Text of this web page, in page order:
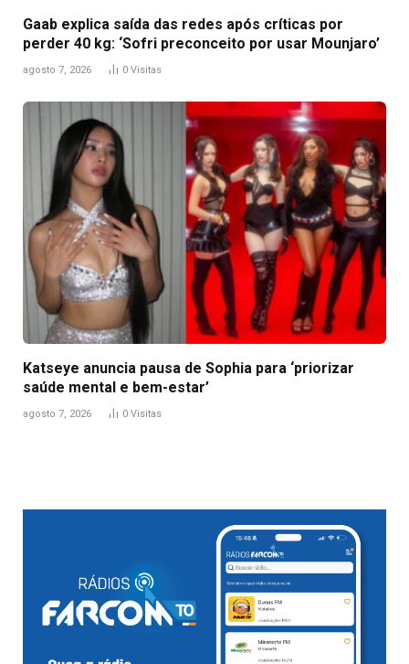
Gaab explica saída das redes após críticas por
perder 40 kg: ‘Sofri preconceito por usar Mounjaro’
agosto 7, 2026 0 Visitas
Katseye anuncia pausa de Sophia para ‘priorizar
saúde mental e bem-estar’
agosto 7, 2026 0 Visitas